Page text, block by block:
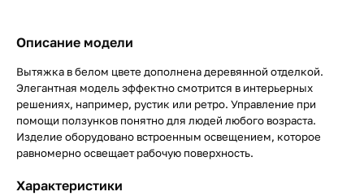
Описание модели
Вытяжка в белом цвете дополнена деревянной отделкой.
Элегантная модель эффектно смотрится в интерьерных
решениях, например, рустик или ретро. Управление при
помощи ползунков понятно для людей любого возраста.
Изделие оборудовано встроенным освещением, которое
равномерно освещает рабочую поверхность.
Характеристики